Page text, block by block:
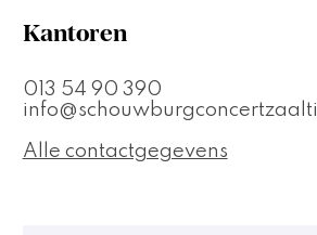
Kantoren
013 54 90 390
Alle contactgegevens